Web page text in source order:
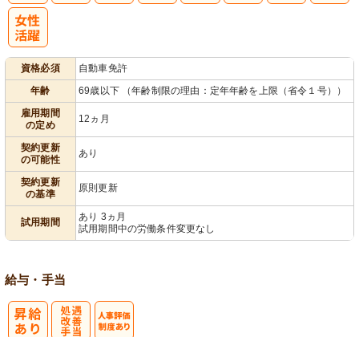
資格必須
自動車免許
年齢
69歳以下 （年齢制限の理由：定年年齢を上限（省令１号））
雇用期間
の定め
12ヵ月
契約更新
の可能性
あり
契約更新
の基準
原則更新
試用期間
あり 3ヵ月
試用期間中の労働条件変更なし
給与・手当